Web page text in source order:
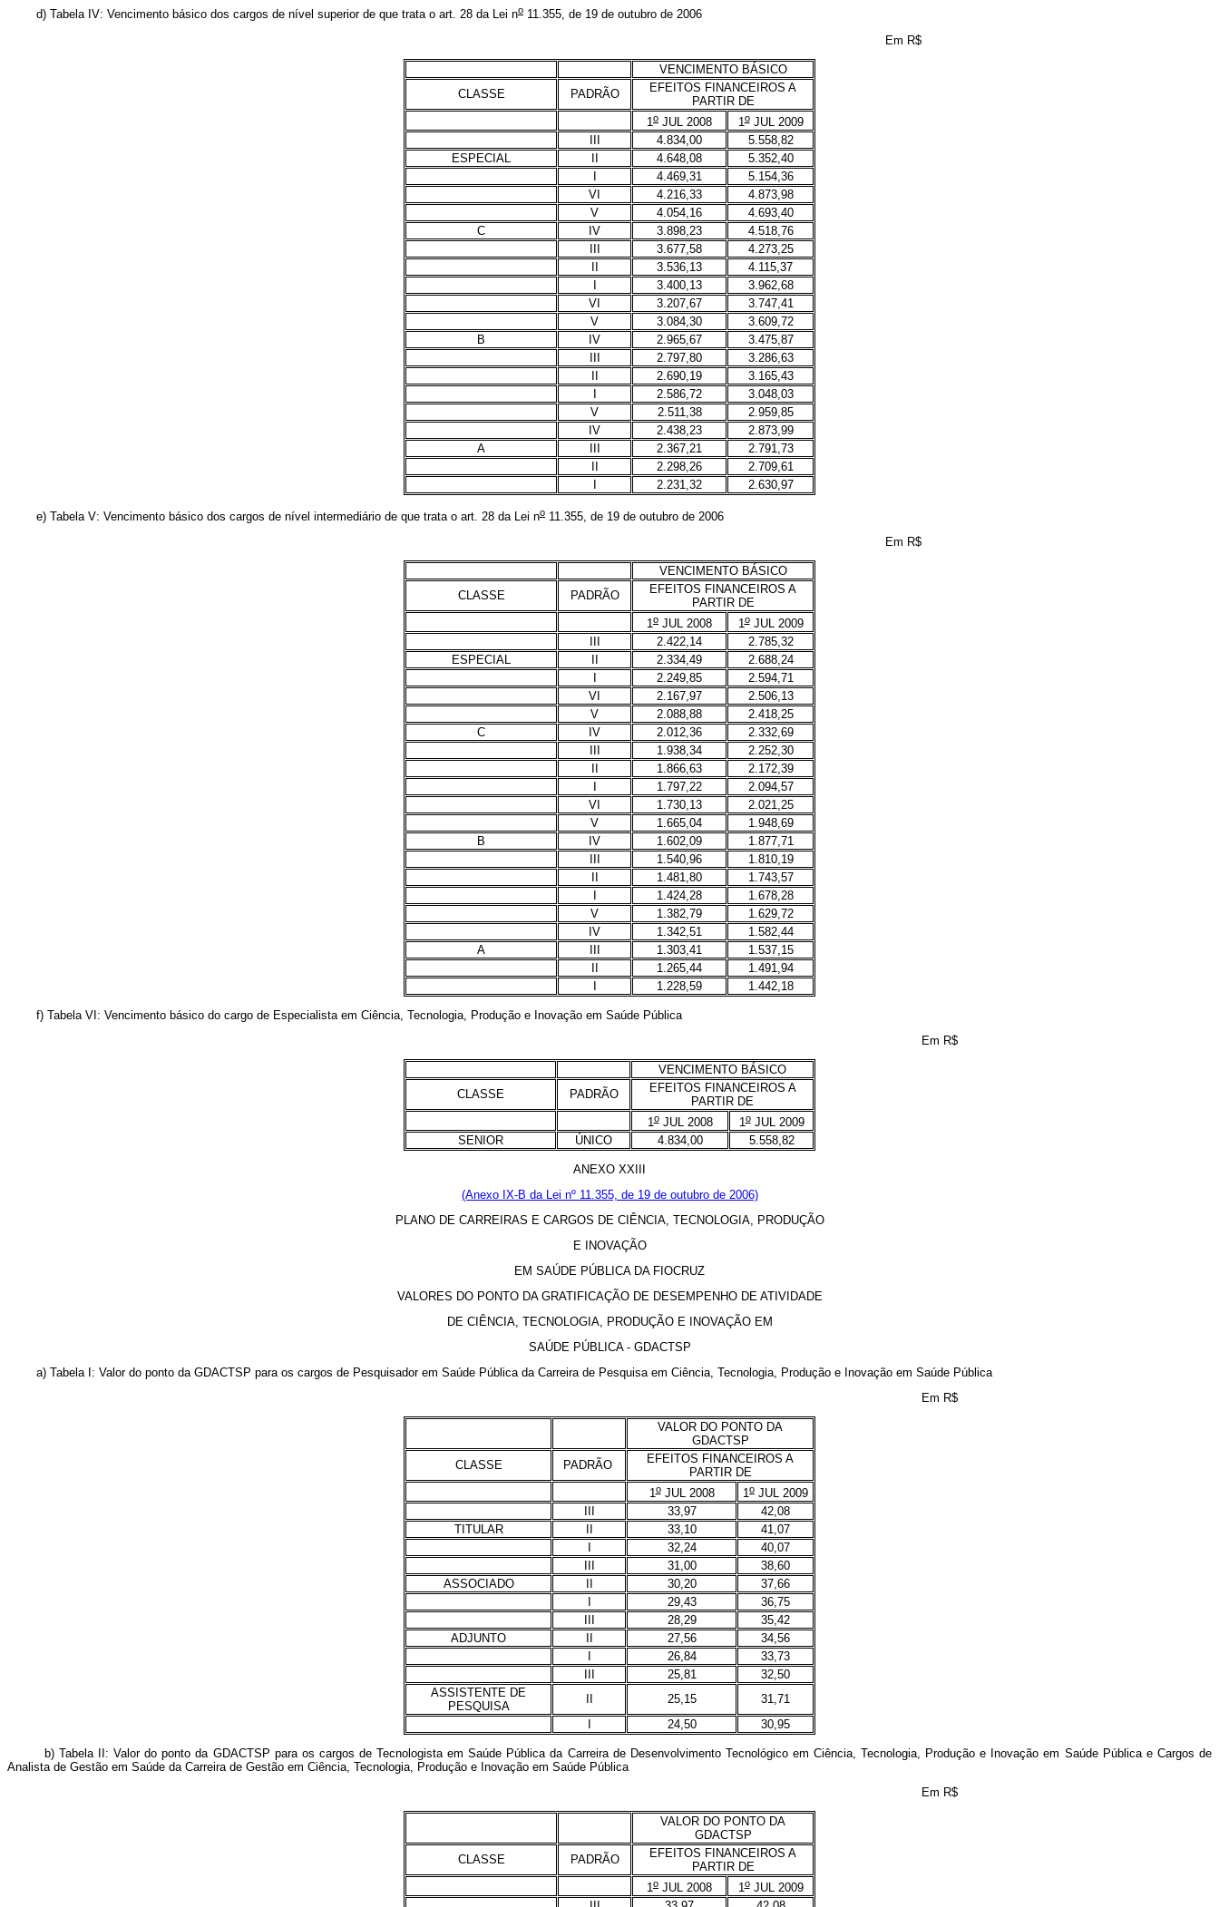
d) Tabela IV: Vencimento básico dos cargos de nível superior de que trata o art. 28 da Lei no 11.355, de 19 de outubro de 2006
Em R$
VENCIMENTO BÁSICO
CLASSE
PADRÃO
EFEITOS FINANCEIROS A
PARTIR DE
1 o JUL 2008 1oJUL 2009
III
4.834,00
5.558,82
ESPECIAL
II 4.648,08
5.352,40
I
4.469,31
5.154,36
VI
4.216,33
4.873,98
V
4.054,16
4.693,40
C
IV 3.898,23
4.518,76
III
3.677,58
4.273,25
II
3.536,13
4.115,37
I
3.400,13
3.962,68
VI
3.207,67
3.747,41
V
3.084,30
3.609,72
B
IV 2.965,67
3.475,87
III
2.797,80
3.286,63
II
2.690,19
3.165,43
I
2.586,72
3.048,03
V
2.511,38
2.959,85
IV
2.438,23
2.873,99
A
III 2.367,21
2.791,73
II
2.298,26
2.709,61
I
2.231,32 2.630,97
e) Tabela V: Vencimento básico dos cargos de nível intermediário de que trata o art. 28 da Lei no 11.355, de 19 de outubro de 2006
Em R$
VENCIMENTO BÁSICO
CLASSE
PADRÃO
EFEITOS FINANCEIROS A
PARTIR DE
1o JUL 2008 1oJUL 2009
2.422,14
2.785,32
ESPECIAL
2.334,49
2.688,24
2.249,85
2.594,71
VI
2.167,97
2.506,13
V
2.088,88
2.418,25
C
IV 2.012,36
2.332,69
1.938,34
2.252,30
1.866,63
2.172,39
1.797,22
2.094,57
VI
1.730,13
2.021,25
V
1.665,04
1.948,69
B
IV 1.602,09
1.877,71
1.540,96
1.810,19
1.481,80
1.743,57
1.424,28
1.678,28
V
1.382,79
1.629,72
IV
1.342,51
1.582,44
A
1.303,41
1.537,15
1.265,44
1.491,94
1.228,59 1.442,18
f) Tabela VI: Vencimento básico do cargo de Especialista em Ciência, Tecnologia, Produção e Inovação em Saúde Pública
Em R$
VENCIMENTO BÁSICO
CLASSE
PADRÃO
EFEITOS FINANCEIROS A
PARTIR DE
1oJUL 2008 1oJUL 2009
SENIOR
ÚNICO 4.834,00 5.558,82
ANEXO XXIII
(Anexo IX-B da Lei nº 11.355, de 19 de outubro de 2006)
PLANO DE CARREIRAS E CARGOS DE CIÊNCIA, TECNOLOGIA, PRODUÇÃO
E INOVAÇÃO
EM SAÚDE PÚBLICA DA FIOCRUZ
VALORES DO PONTO DA GRATIFICAÇÃO DE DESEMPENHO DE ATIVIDADE
DE CIÊNCIA, TECNOLOGIA, PRODUÇÃO E INOVAÇÃO EM
SAÚDE PÚBLICA - GDACTSP
a) Tabela I: Valor do ponto da GDACTSP para os cargos de Pesquisador em Saúde Pública da Carreira de Pesquisa em Ciência, Tecnologia, Produção e Inovação em Saúde Pública
Em R$
VALOR DO PONTO DA
GDACTSP
CLASSE
PADRÃO
EFEITOS FINANCEIROS A
PARTIR DE
1oJUL 2008 1o JUL 2009
33,97
42,08
TITULAR
33,10
41,07
32,24
40,07
31,00
38,60
ASSOCIADO
30,20
37,66
29,43
36,75
28,29
35,42
ADJUNTO
27,56
34,56
26,84
33,73
25,81
32,50
ASSISTENTE DE
PESQUISA
25,15
31,71
24,50 30,95
b) Tabela II: Valor do ponto da GDACTSP para os cargos de Tecnologista em Saúde Pública da Carreira de Desenvolvimento Tecnológico em Ciência, Tecnologia, Produção e Inovação em Saúde Pública e Cargos de
Analista de Gestão em Saúde da Carreira de Gestão em Ciência, Tecnologia, Produção e Inovação em Saúde Pública
Em R$
VALOR DO PONTO DA
GDACTSP
CLASSE
PADRÃO
EFEITOS FINANCEIROS A
PARTIR DE
1o JUL 2008 1oJUL 2009